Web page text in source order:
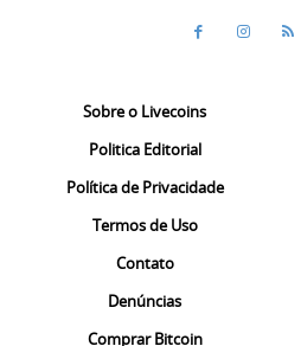
Sobre o Livecoins
Politica Editorial
Política de Privacidade
Termos de Uso
Contato
Denúncias
Comprar Bitcoin